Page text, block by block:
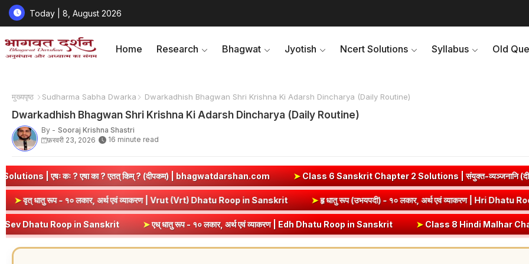
Today | 8, August 2026
Home Research Bhagwat Jyotish Ncert Solutions Syllabus Old
मुख्यपृष्ठ Sudharma Sabha Dwarka Dwarkadhish Bhagwan Shri Krishna Ki Adarsh Dincharya (Daily Routine)
Dwarkadhish Bhagwan Shri Krishna Ki Adarsh Dincharya (Daily Routine)
By - Sooraj Krishna Shastri
फ़रवरी 23, 2026
16 minute read
? (दीपकम) | bhagwatdarshan.com ➤Class 6 Sanskrit Chapter 2 Solutions | संयुक्त-व्यञ्जनानि (दीपकम) | bhagwatdarshan.com
Dhatu Roop in Sanskrit ➤वृत् धातु रूप - १० लकार, अर्थ एवं व्याकरण | Vrut (Vrt) Dhatu Roop in Sanskrit ➤हृ धातु रूप (उभयपदी) - १०
➤एध् धातु रूप - १० लकार, अर्थ एवं व्याकरण | Edh Dhatu Roop in Sanskrit ➤Class 8 Hindi Malhar Chapter 4 Haridwar | हरिद्वार पाठ का